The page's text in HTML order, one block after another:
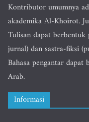
Kontributor umumnya
akademika Al-Khoirot.
Tulisan dapat
jurnal) dan sastra-fiksi
Bahasa pengantar
Arab.
Informasi